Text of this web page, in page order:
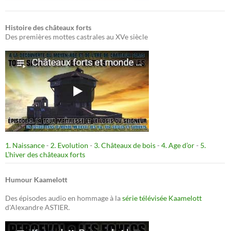
Histoire des châteaux forts
Des premières mottes castrales au XVe siècle
1. Naissance- 2. Evolution - 3. Châteaux de bois- 4. Age d’or- 5.
L’hiver des châteaux forts
Humour Kaamelott
Des épisodes audio en hommage à lasérie télévisée Kaamelott
d'Alexandre ASTIER.